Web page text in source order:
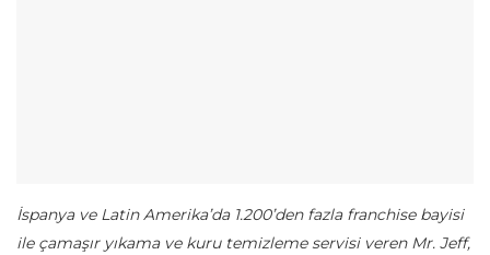
İspanya ve Latin Amerika’da 1.200’den fazla franchise bayisi
ile çamaşır yıkama ve kuru temizleme servisi veren Mr. Jeff,